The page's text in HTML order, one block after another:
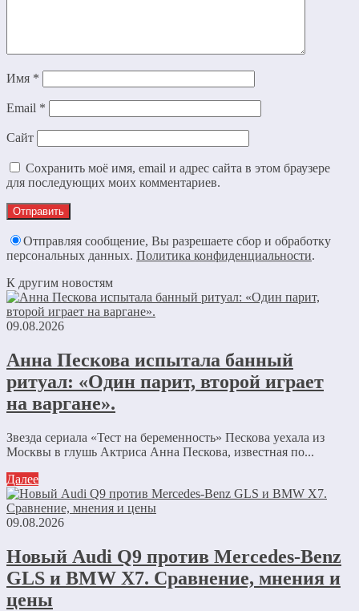
Имя *
Email *
Сайт
Сохранить моё имя, email и адрес сайта в этом браузере
для последующих моих комментариев.
Отправляя сообщение, Вы разрешаете сбор и обработку
персональных данных. Политика конфиденциальности.
К другим новостям
09.08.2026
Анна Пескова испытала банный
ритуал: «Один парит, второй играет
на варгане».
Звезда сериала «Тест на беременность» Пескова уехала из
Москвы в глушь Актриса Анна Пескова, известная по...
Далее
09.08.2026
Новый Audi Q9 против Mercedes-Benz
GLS и BMW X7. Сравнение, мнения и
цены